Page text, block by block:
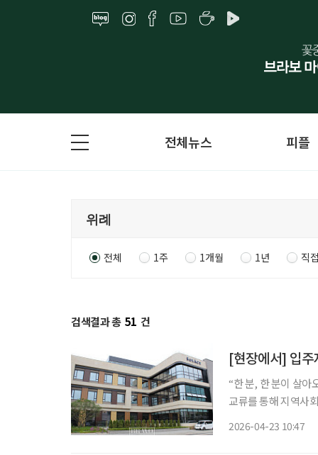
전체뉴스 피플
전체 1주 1개월 1년 직
검색결과 총 51 건
“한 분, 한 분이 살아
교류를 통해 지역사회
2026-04-23 10:47